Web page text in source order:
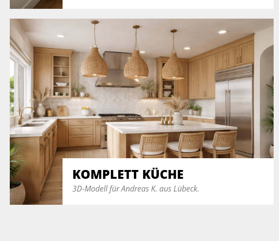
KOMPLETT KÜCHE
3D-Modell für Andreas K. aus Lübeck.